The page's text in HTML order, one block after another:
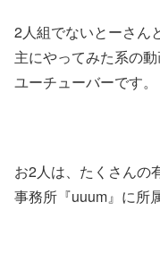
2人組でないとーさん
主にやってみた系の
ユーチューバーです。
お2人は、たくさんの
事務所『uuum』に所